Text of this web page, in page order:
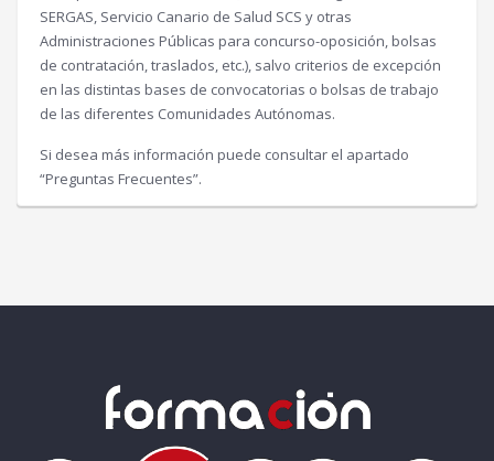
SERGAS, Servicio Canario de Salud SCS y otras
Administraciones Públicas para concurso-oposición, bolsas
de contratación, traslados, etc.), salvo criterios de excepción
en las distintas bases de convocatorias o bolsas de trabajo
de las diferentes Comunidades Autónomas.
Si desea más información puede consultar el apartado
“Preguntas Frecuentes”.